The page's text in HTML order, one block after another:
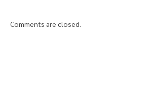
Comments are closed.